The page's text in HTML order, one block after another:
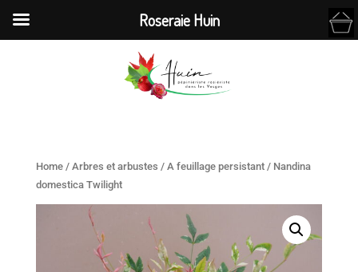
Home/ Arbres et arbustes / A feuillage persistant/ Nandina
domestica Twilight
Roseraie Huin